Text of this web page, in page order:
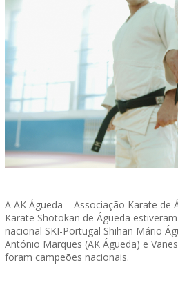
A AK Águeda – Associação Karate de
Karate Shotokan de Águeda
nacional SKI-Portugal Shihan Mário
António Marques (AK Águeda) e
foram campeões nacionais.